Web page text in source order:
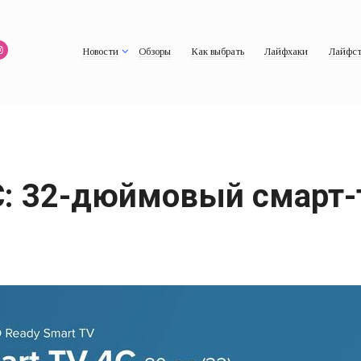
Новости Обзоры Как выбрать Лайфхаки
32-дюймовый смарт-